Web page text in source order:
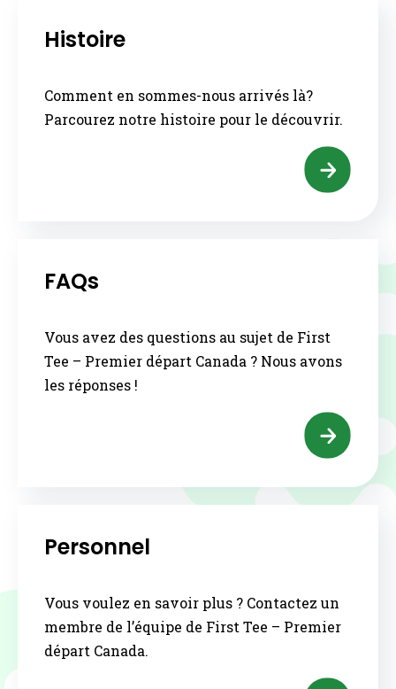
Histoire
Comment en sommes-nous arrivés là?
Parcourez notre histoire pour le découvrir.
FAQs
Vous avez des questions au sujet de First
Tee – Premier départ Canada ? Nous avons
les réponses !
Personnel
Vous voulez en savoir plus ? Contactez un
membre de l’équipe de First Tee – Premier
départ Canada.